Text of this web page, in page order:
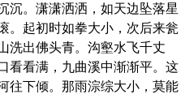
沉。潇潇洒洒，如天边坠落星
。起初时如拳大小，次后来瓮
洗出佛头青。沟壑水飞千丈
看看满，九曲溪中渐渐平。这
往下倾。那雨淙综大小，莫能